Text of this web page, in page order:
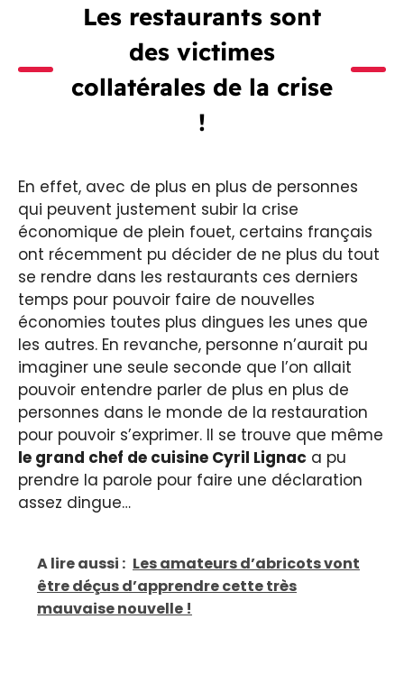
Les restaurants sont
des victimes
collatérales de la crise
!
En effet, avec de plus en plus de personnes
qui peuvent justement subir la crise
économique de plein fouet, certains français
ont récemment pu décider de ne plus du tout
se rendre dans les restaurants ces derniers
temps pour pouvoir faire de nouvelles
économies toutes plus dingues les unes que
les autres. En revanche, personne n’aurait pu
imaginer une seule seconde que l’on allait
pouvoir entendre parler de plus en plus de
personnes dans le monde de la restauration
pour pouvoir s’exprimer. Il se trouve que même
le grand chef de cuisine Cyril Lignac a pu
prendre la parole pour faire une déclaration
assez dingue…
A lire aussi : Les amateurs d’abricots vont
être déçus d’apprendre cette très
mauvaise nouvelle !